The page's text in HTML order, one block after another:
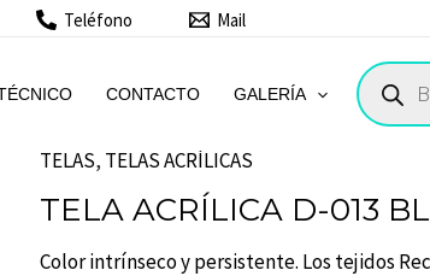
Teléfono Mail
CONTACTO GALERÍA
DE
TELAS, TELAS ACRÍLICAS
TELA ACRÍLICA D-013
Color intrínseco y persistente. Los tejidos